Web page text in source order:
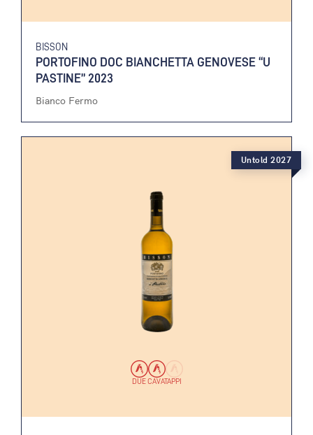
BISSON
PORTOFINO DOC BIANCHETTA GENOVESE “U
PASTINE” 2023
Bianco Fermo
DUE CAVATAPPI
Untold 2027